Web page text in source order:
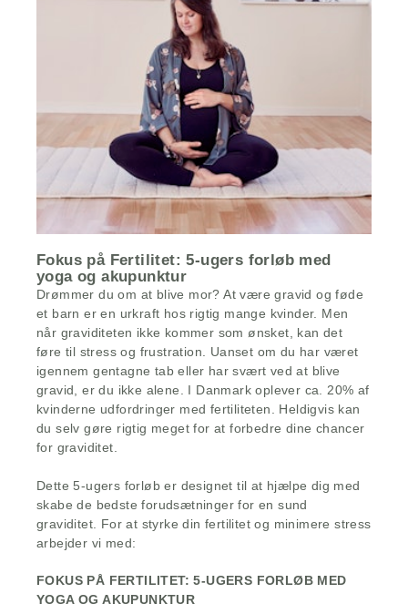
Fokus på Fertilitet: 5-ugers forløb med
yoga og akupunktur
Drømmer du om at blive mor? At være gravid og føde
et barn er en urkraft hos rigtig mange kvinder. Men
når graviditeten ikke kommer som ønsket, kan det
føre til stress og frustration. Uanset om du har været
igennem gentagne tab eller har svært ved at blive
gravid, er du ikke alene. I Danmark oplever ca. 20% af
kvinderne udfordringer med fertiliteten. Heldigvis kan
du selv gøre rigtig meget for at forbedre dine chancer
for graviditet.
Dette 5-ugers forløb er designet til at hjælpe dig med
skabe de bedste forudsætninger for en sund
graviditet. For at styrke din fertilitet og minimere stress
arbejder vi med:
FOKUS PÅ FERTILITET: 5-UGERS FORLØB MED
YOGA OG AKUPUNKTUR